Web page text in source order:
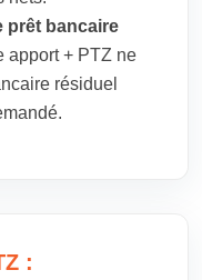
prêt bancaire
apport + PTZ ne
résiduel
: